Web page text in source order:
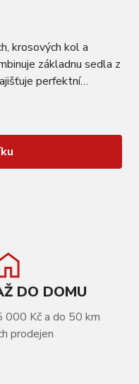
krosových kol a
základnu sedla z
perfektní
DO DOMU
000 Kč a do 50 km
prodejen